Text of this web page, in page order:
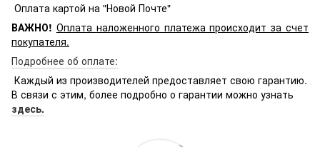
Оплата картой на "Новой Почте"
ВАЖНО! Оплата наложенного платежа происходит за счет
покупателя.
Подробнее об оплате:
Каждый из производителей предоставляет свою гарантию.
В связи с этим, более подробно о гарантии можно узнать
здесь.